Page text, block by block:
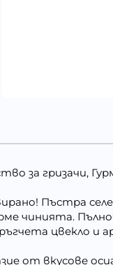
за гризачи,
Пъстра
чинията.
цвекло и
от вкусове